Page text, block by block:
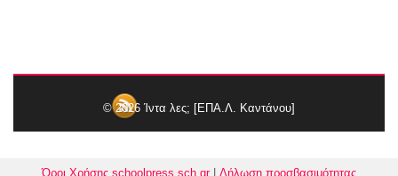
© 2026 Ίντα λες; [ΕΠΑ.Λ. Καντάνου]
Όροι Χρήσης schoolpress.sch.gr| Δήλωση προσβασιμότητας